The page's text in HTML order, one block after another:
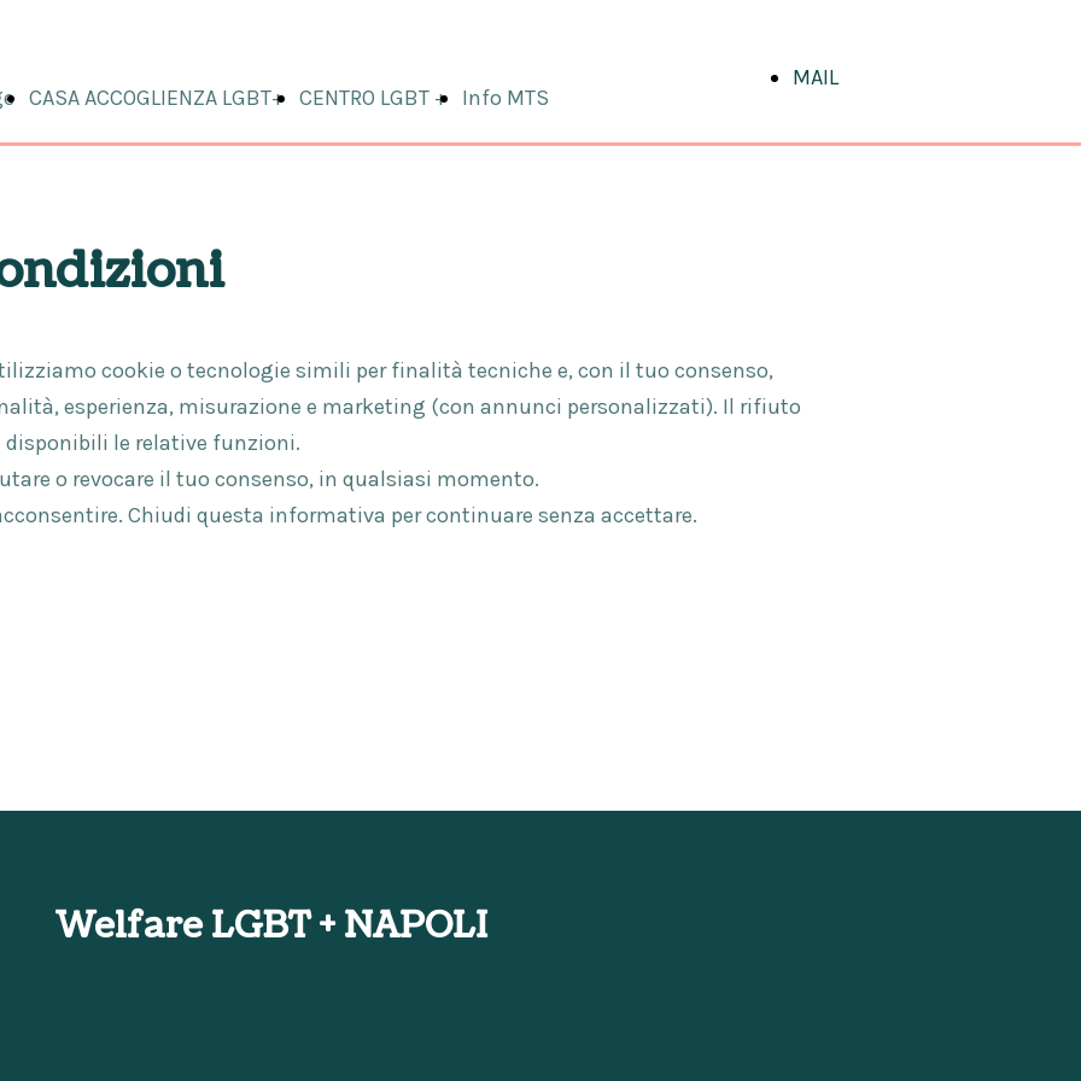
MAIL
CASA ACCOGLIENZA LGBT+ CENTRO LGBT + Info MTS
Welfare LGBT + NAPOLI
cookie o tecnologie simili per finalità tecniche e, con il tuo consenso,
esperienza, misurazione e marketing (con annunci personalizzati). Il rifiuto
disponibili le relative funzioni.
o revocare il tuo consenso, in qualsiasi momento.
Chiudi questa informativa per continuare senza accettare.